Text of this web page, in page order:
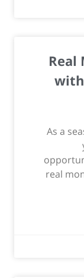
Real
with
As a
real